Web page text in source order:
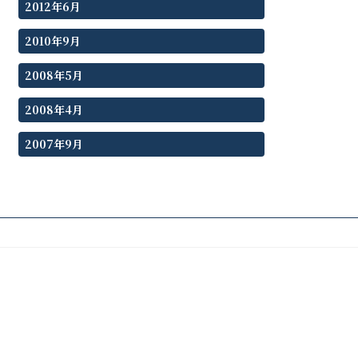
2012年6月
2010年9月
2008年5月
2008年4月
2007年9月